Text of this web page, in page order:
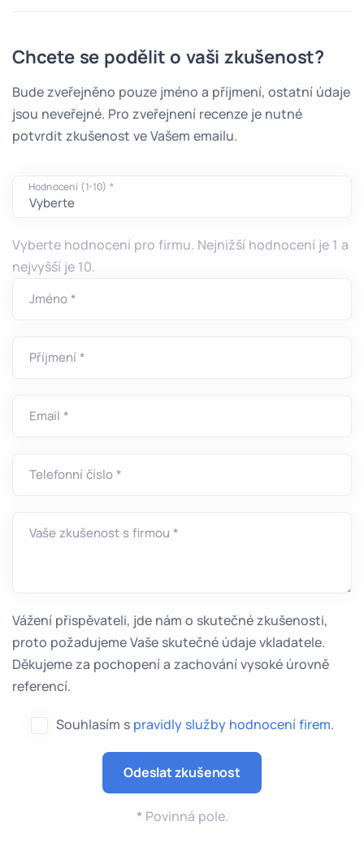
Chcete se podělit o vaši zkušenost?
Bude zveřejněno pouze jméno a příjmení, ostatní údaje
jsou neveřejné. Pro zveřejnení recenze je nutné
potvrdit zkušenost ve Vašem emailu.
Hodnocení (1-10) *
Vyberte hodnocení pro firmu. Nejnižší hodnocení je 1 a
nejvyšší je 10.
Jméno *
Příjmení *
Email *
Telefonní číslo *
Vaše zkušenost s firmou *
Vážení přispěvateli, jde nám o skutečné zkušenosti,
proto požadujeme Vaše skutečné údaje vkladatele.
Děkujeme za pochopení a zachování vysoké úrovně
referencí.
Souhlasím s pravidly služby hodnocení firem.
* Povinná pole.